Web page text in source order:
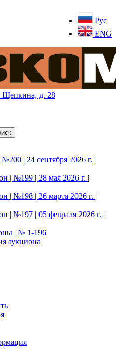
Рус
ENG
Щепкина, д. 28
| 24 сентября 2026 г. |
| №199 | 28 мая 2026 г. |
| №198 | 26 марта 2026 г. |
| №197 | 05 февраля 2026 г. |
| № 1-196
аукциона